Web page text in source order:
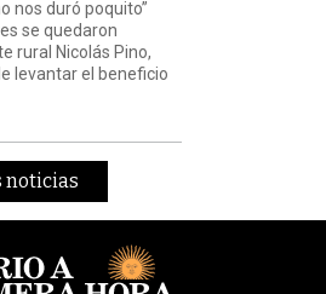
nos duró poquito”
se quedaron
rural Nicolás Pino,
levantar el beneficio
noticias